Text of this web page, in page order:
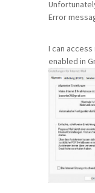
Error
I can
enabled in